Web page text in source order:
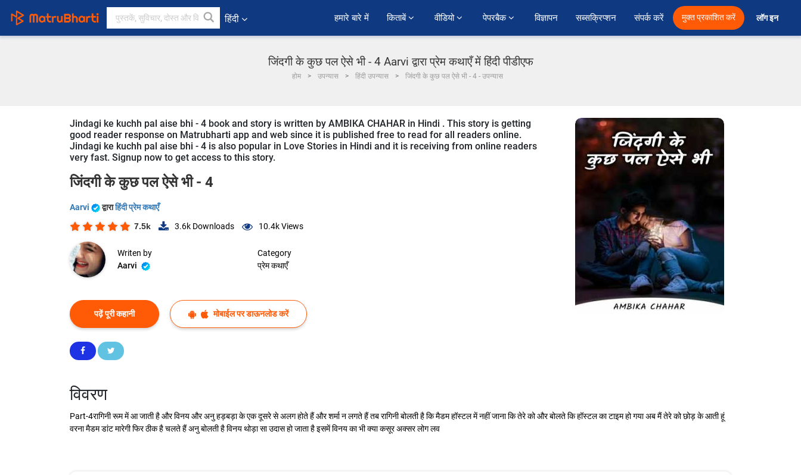
हिंदी हमारे बारे में किताबें वीडियो पेपरबैक विज्ञापन सब्सक्रिप्शन संपर्क करें मुक्त प्रकाशित करें लॉग इन
जिंदगी के कुछ पल ऐसे भी - 4 Aarvi द्वारा प्रेम कथाएँ में हिंदी पीडीएफ
होम उपन्यास हिंदी उपन्यास जिंदगी के कुछ पल ऐसे भी - 4 - उपन्यास
Jindagi ke kuchh pal aise bhi - 4 book and story is written by AMBIKA CHAHAR in Hindi . This story is getting
good reader response on Matrubharti app and web since it is published free to read for all readers online.
Jindagi ke kuchh pal aise bhi - 4 is also popular in Love Stories in Hindi and it is receiving from online readers
very fast. Signup now to get access to this story.
जिंदगी के कुछ पल ऐसे भी - 4
Aarvi द्वाराहिंदी प्रेम कथाएँ
7.5k 3.6k Downloads 10.4kViews
Writen by
Aarvi
Category
प्रेम कथाएँ
पढ़ें पूरी कहानी मोबाईल पर डाऊनलोड करें
विवरण
Part-4रागिनी रूम में आ जाती है और विनय और अनु हड़बड़ा के एक दूसरे से अलग होते हैं और शर्मा न लगते हैं तब रागिनी बोलती है कि मैडम हॉस्टल में नहीं जाना कि तेरे को और बोलते कि हॉस्टल का टाइम हो गया अब मैं तेरे को छोड़ के आती हूं
वरना मैडम डांट मारेगी फिर ठीक है चलते हैं अनु बोलती है विनय थोड़ा सा उदास हो जाता है इसमें विनय का भी क्या कसूर अक्सर लोग लव